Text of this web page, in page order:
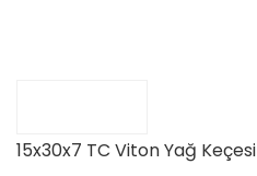
15x30x7 TC Viton Yağ Keçesi